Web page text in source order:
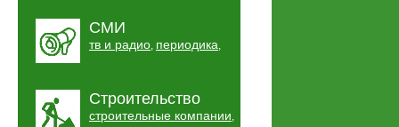
СМИ
тв и радио, периодика,
Строительство
строительные компании,